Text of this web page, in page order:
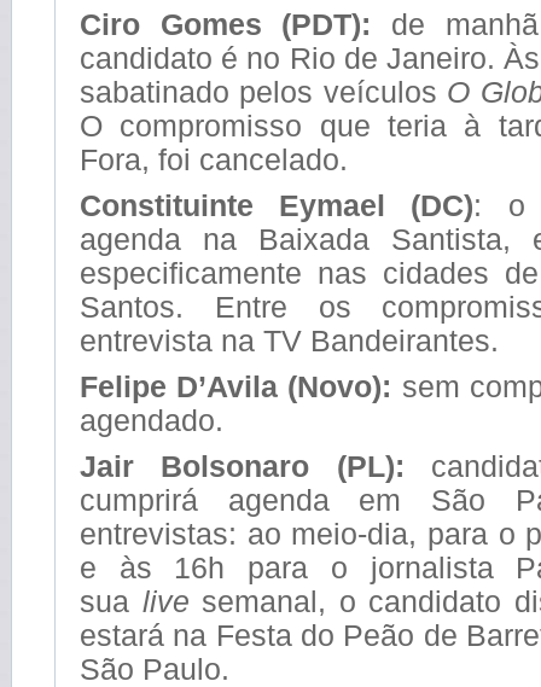
Ciro Gomes (PDT): de
candidato é no Rio de Janeiro.
sabatinado pelos veículos O
O compromisso que teria à
Fora, foi cancelado.
Constituinte Eymael (DC): o
agenda na Baixada Santista,
especificamente nas cidades
Santos. Entre os
entrevista na TV Bandeirantes.
Felipe D’Avila (Novo): sem
agendado.
Jair Bolsonaro (PL):
cumprirá agenda em São
entrevistas: ao meio-dia, para o
e às 16h para o jornalista
sua live semanal, o candidato
estará na Festa do Peão de
São Paulo.